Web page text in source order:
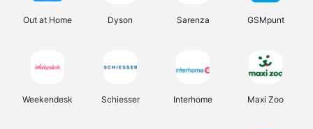
Out at Home Dyson Sarenza GSMpunt
Weekendesk Schiesser Interhome Maxi Zoo